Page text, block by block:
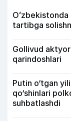
tartibga
Gollivud
qarindoshlari
Putin o‘tgan
qo‘shinlari
suhbatlashdi